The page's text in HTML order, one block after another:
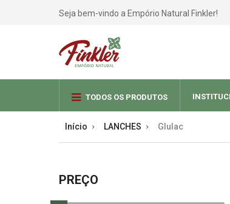
Seja bem-vindo a Empório Natural Finkler!
TODOS OS PRODUTOS
Início LANCHES Glulac
PREÇO